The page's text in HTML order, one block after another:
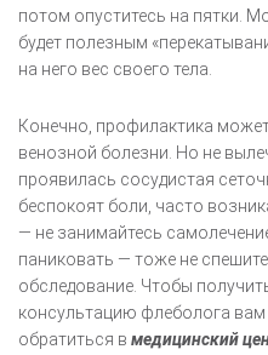
потом опуститесь на пятки.
будет полезным
на него вес своего тела.
Конечно, профилактика
венозной болезни. Но не
проявилась сосудистая
беспокоят боли, часто
— не занимайтесь
паниковать — тоже не
обследование. Чтобы
консультацию флеболога
обратиться в медицинский